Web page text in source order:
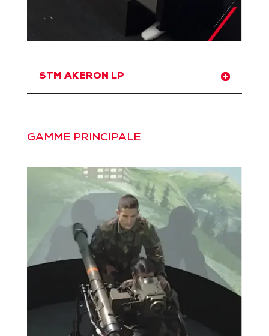
STM AKERON LP
GAMME PRINCIPALE